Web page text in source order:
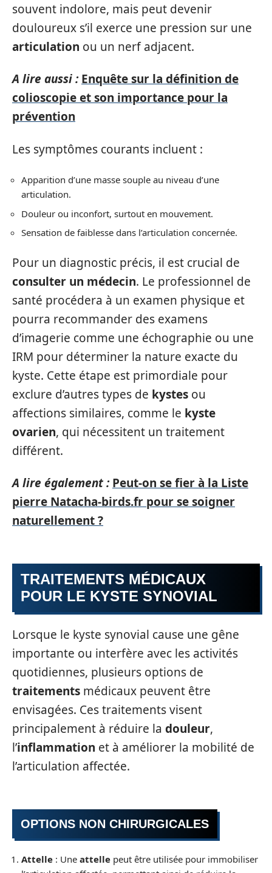
souvent indolore, mais peut devenir
douloureux s’il exerce une pression sur une
articulation ou un nerf adjacent.
A lire aussi : Enquête sur la définition de
colioscopie et son importance pour la
prévention
Les symptômes courants incluent :
Apparition d’une masse souple au niveau d’une
articulation.
Douleur ou inconfort, surtout en mouvement.
Sensation de faiblesse dans l’articulation concernée.
Pour un diagnostic précis, il est crucial de
consulter un médecin. Le professionnel de
santé procédera à un examen physique et
pourra recommander des examens
d’imagerie comme une échographie ou une
IRM pour déterminer la nature exacte du
kyste. Cette étape est primordiale pour
exclure d’autres types de kystes ou
affections similaires, comme le kyste
ovarien, qui nécessitent un traitement
différent.
A lire également : Peut-on se fier à la Liste
pierre Natacha-birds.fr pour se soigner
naturellement ?
TRAITEMENTS MÉDICAUX
POUR LE KYSTE SYNOVIAL
Lorsque le kyste synovial cause une gêne
importante ou interfère avec les activités
quotidiennes, plusieurs options de
traitements médicaux peuvent être
envisagées. Ces traitements visent
principalement à réduire la douleur,
l’inflammation et à améliorer la mobilité de
l’articulation affectée.
OPTIONS NON CHIRURGICALES
Attelle : Une attelle peut être utilisée pour immobiliser